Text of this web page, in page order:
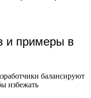
и примеры в
балансируют
избежать